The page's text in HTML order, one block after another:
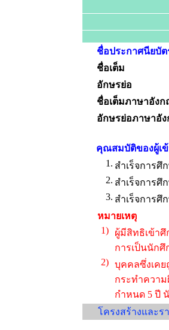
ชื่อประกาศนียบัต
ชื่อเต็ม
อักษรย่อ
ชื่อเต็มภาษาอังก
อักษรย่อภาษาอั
คุณสมบัติของผู้เ
1. สำเร็จการ
2. สำเร็จการ
3. สำเร็จการ
หมายเหตุ
1)
ผู้มีสิทธิเข้า
การเป็นนักศึ
2) บุคคลซึ่งเคย
กระทำควา
กำหนด 5 ปี
โครงสร้างและร